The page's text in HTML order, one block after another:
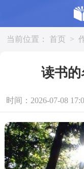
当前位置： 首页 >
读书的
时间：2026-07-08